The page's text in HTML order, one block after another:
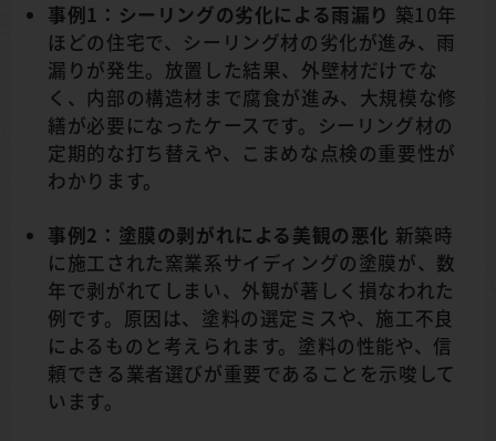
事例1：シーリングの劣化による雨漏り 築10年
ほどの住宅で、シーリング材の劣化が進み、雨
漏りが発生。放置した結果、外壁材だけでな
く、内部の構造材まで腐食が進み、大規模な修
繕が必要になったケースです。シーリング材の
定期的な打ち替えや、こまめな点検の重要性が
わかります。
事例2：塗膜の剥がれによる美観の悪化 新築時
に施工された窯業系サイディングの塗膜が、数
年で剥がれてしまい、外観が著しく損なわれた
例です。原因は、塗料の選定ミスや、施工不良
によるものと考えられます。塗料の性能や、信
頼できる業者選びが重要であることを示唆して
います。